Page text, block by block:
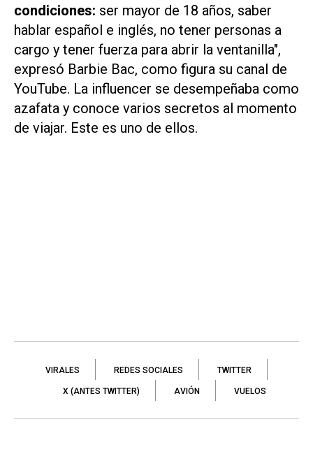
condiciones: ser mayor de 18 años, saber
hablar español e inglés, no tener personas a
cargo y tener fuerza para abrir la ventanilla",
expresó Barbie Bac, como figura su canal de
YouTube. La influencer se desempeñaba como
azafata y conoce varios secretos al momento
de viajar. Este es uno de ellos.
VIRALES REDES SOCIALES TWITTER
X (ANTES TWITTER) AVIÓN VUELOS